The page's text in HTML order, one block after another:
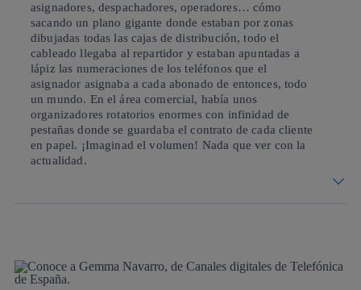
asignadores, despachadores, operadores… cómo
sacando un plano gigante donde estaban por zonas
dibujadas todas las cajas de distribución, todo el
cableado llegaba al repartidor y estaban apuntadas a
lápiz las numeraciones de los teléfonos que el
asignador asignaba a cada abonado de entonces, todo
un mundo. En el área comercial, había unos
organizadores rotatorios enormes con infinidad de
pestañas donde se guardaba el contrato de cada cliente
en papel. ¡Imaginad el volumen! Nada que ver con la
actualidad.